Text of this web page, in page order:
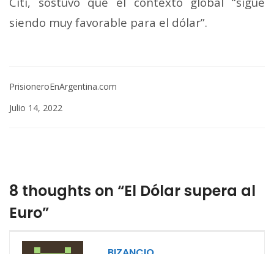
siendo muy favorable para el dólar”.
PrisioneroEnArgentina.com
Julio 14, 2022
8 thoughts on “El Dólar supera al
Euro”